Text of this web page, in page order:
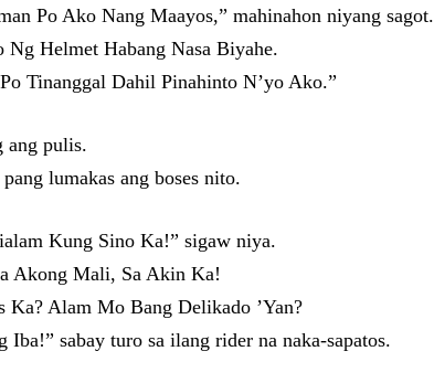
Po Ako Nang Maayos,” mahinahon niyang sagot.
Ng Helmet Habang Nasa Biyahe.
Tinanggal Dahil Pinahinto N’yo Ako.”
ang pulis.
lumakas ang boses nito.
Kung Sino Ka!” sigaw niya.
Akong Mali, Sa Akin Ka!
Ka? Alam Mo Bang Delikado ’Yan?
Iba!” sabay turo sa ilang rider na naka-sapatos.